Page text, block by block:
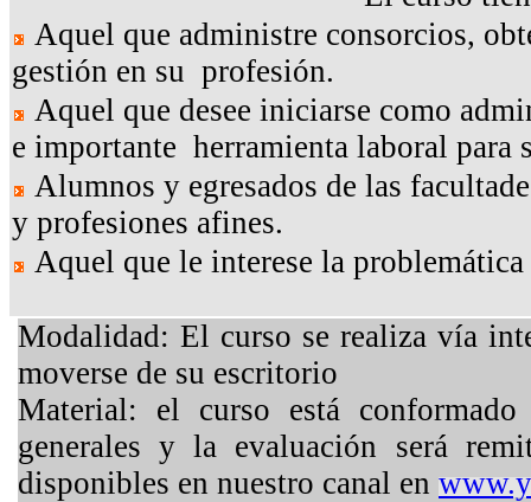
Aquel que administre consorcios,
gestión en su profesión.
Aquel que desee iniciarse como
e importante herramienta laboral para
Alumnos y egresados de las
y profesiones afines.
Aquel que le interese la
Modalidad: El curso se realiza vía
moverse de su escritorio
Material: el curso está
generales y la evaluación será
disponibles en nuestro canal en